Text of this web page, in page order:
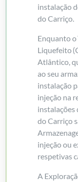
instalação
do Carriço.
Enquanto o
Liquefeito
Atlântico,
ao seu
instalação
injeção na
instalações
do Carriço
injeção ou
respetivas
A